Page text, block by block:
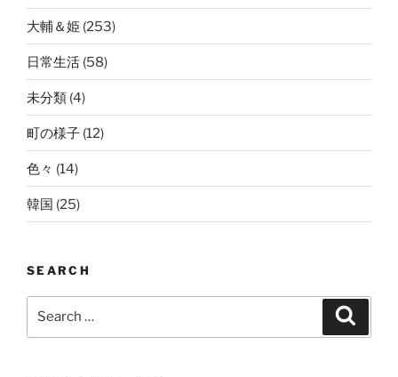
大輔＆姫 (253)
日常生活 (58)
未分類 (4)
町の様子 (12)
色々 (14)
韓国 (25)
SEARCH